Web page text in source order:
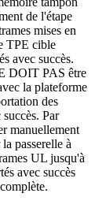
de l'étape
mises en
TPE cible
avec succès.
DOIT PAS être
la plateforme
des
Par
manuellement
passerelle à
UL jusqu'à
avec succès